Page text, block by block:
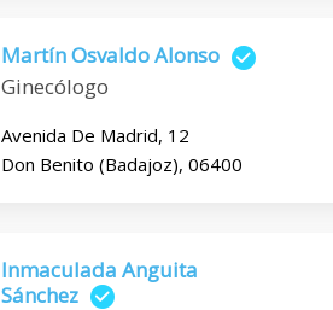
Martín Osvaldo Alonso
Ginecólogo
Avenida De Madrid, 12
Don Benito (Badajoz), 06400
Inmaculada Anguita
Sánchez